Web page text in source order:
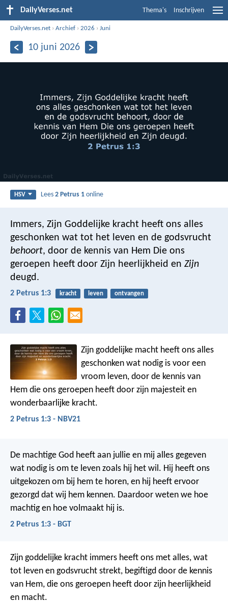
DailyVerses.net Thema's Inschrijven
DailyVerses.net ›Archief ›2026 ›Juni
10 juni 2026
HSV Lees2 Petrus 1 online
Immers, Zijn Goddelijke kracht heeft ons alles
geschonken wat tot het leven en de godsvrucht
behoort, door de kennis van Hem Die ons
geroepen heeft door Zijn heerlijkheid en Zijn
deugd.
2 Petrus 1:3 kracht leven ontvangen
Zijn goddelijke macht heeft ons alles
geschonken wat nodig is voor een
vroom leven, door de kennis van
Hem die ons geroepen heeft door zijn majesteit en
wonderbaarlijke kracht.
2 Petrus 1:3 - NBV21
De machtige God heeft aan jullie en mij alles gegeven
wat nodig is om te leven zoals hij het wil. Hij heeft ons
uitgekozen om bij hem te horen, en hij heeft ervoor
gezorgd dat wij hem kennen. Daardoor weten we hoe
machtig en hoe volmaakt hij is.
2 Petrus 1:3 - BGT
Zijn goddelijke kracht immers heeft ons met alles, wat
tot leven en godsvrucht strekt, begiftigd door de kennis
van Hem, die ons geroepen heeft door zijn heerlijkheid
en macht.